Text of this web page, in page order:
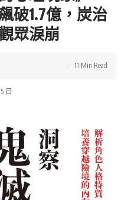
破1.7億，炭治
眾淚崩
日
11 Min Read